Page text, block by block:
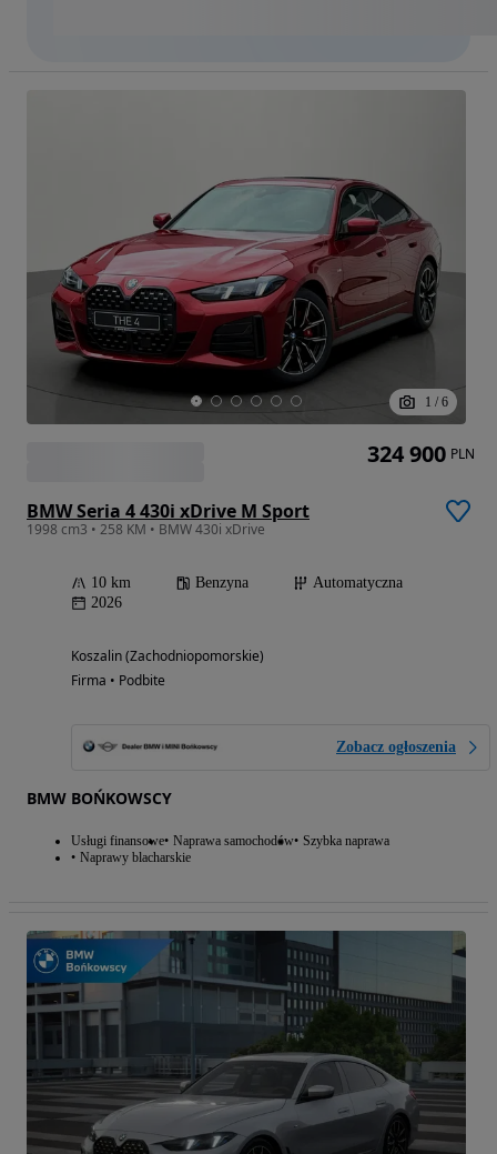
1 / 6
BMW Seria 4 430i xDrive M Sport
1998 cm3 • 258 KM • BMW 430i xDrive
10 km Benzyna
Automatyczna
2026
Koszalin (Zachodniopomorskie)
Firma • Podbite
Zobacz ogłoszenia
BMW BOŃKOWSCY
Usługi finansowe Naprawa samochodów Szybka naprawa
Naprawy blacharskie
324 900 PLN